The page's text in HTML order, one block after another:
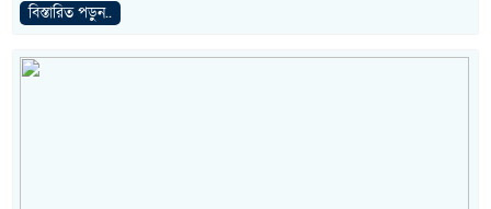
বিস্তারিত পড়ুন..